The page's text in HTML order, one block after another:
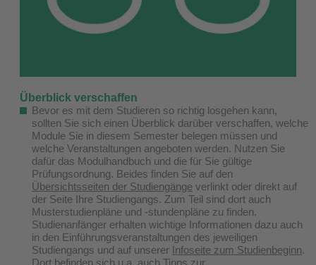
Überblick verschaffen
Bevor es mit dem Studieren so richtig losgehen kann,
sollten Sie sich einen Überblick darüber verschaffen, welche
Module Sie in diesem Semester belegen müssen und
welche Veranstaltungen angeboten werden. Nutzen Sie
dafür das Modulhandbuch und die für Sie gültige
Prüfungsordnung. Beides finden Sie auf den
Übersichtsseiten der Studiengänge verlinkt oder direkt auf
der Seite Ihre Studiengangs. Zum Teil sind dort auch
Musterstudienpläne und -stundenpläne zu finden.
Studienanfänger erhalten wichtige Informationen dazu auch
in den Einführungsveranstaltungen des jeweiligen
Studiengangs und auf unserer Infoseite zum Studienbeginn.
Dort befinden sich u.a. auch Tipps zur